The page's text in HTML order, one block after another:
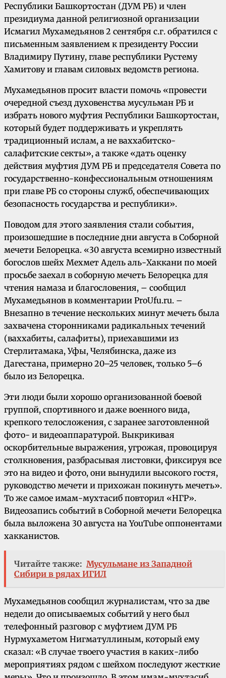
Республики Башкортостан (ДУМ РБ) и член
президиума данной религиозной организации
Исмагил Мухамедьянов 2 сентября с.г. обратился с
письменным заявлением к президенту России
Владимиру Путину, главе республики Рустему
Хамитову и главам силовых ведомств региона.
Мухамедьянов просит власти помочь «провести
очередной съезд духовенства мусульман РБ и
избрать нового муфтия Республики Башкортостан,
который будет поддерживать и укреплять
традиционный ислам, а не ваххабитско-
салафитские секты», а также «дать оценку
действия муфтия ДУМ РБ и председателя Совета по
государственно-конфессиональным отношениям
при главе РБ со стороны служб, обеспечивающих
безопасность государства и республики».
Поводом для этого заявления стали события,
произошедшие в последние дни августа в Соборной
мечети Белорецка. «30 августа всемирно известный
богослов шейх Мехмет Адель аль-Хаккани по моей
просьбе заехал в соборную мечеть Белорецка для
чтения намаза и благословения, – сообщил
Мухамедьянов в комментарии ProUfu.ru. –
Внезапно в течение нескольких минут мечеть была
захвачена сторонниками радикальных течений
(ваххабиты, салафиты), приехавшими из
Стерлитамака, Уфы, Челябинска, даже из
Дагестана, примерно 20–25 человек, только 5–6
было из Белорецка.
Эти люди были хорошо организованной боевой
группой, спортивного и даже военного вида,
крепкого телосложения, с заранее заготовленной
фото- и видеоаппаратурой. Выкрикивая
оскорбительные выражения, угрожая, провоцируя
столкновения, разбрасывая листовки, фиксируя все
это на видео и фото, они вынудили высокого гостя,
руководство мечети и прихожан покинуть мечеть».
То же самое имам-мухтасиб повторил «НГР».
Видеозапись событий в Соборной мечети Белорецка
была выложена 30 августа на YouTube оппонентами
хакканистов.
Читайте также: Мусульмане из Западной
Сибири в рядах ИГИЛ
Мухамедьянов сообщил журналистам, что за две
недели до описываемых событий у него был
телефонный разговор с муфтием ДУМ РБ
Нурмухаметом Нигматуллиным, который ему
сказал: «В случае твоего участия в каких-либо
мероприятиях рядом с шейхом последуют жесткие